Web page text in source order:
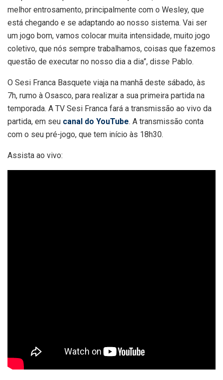
melhor entrosamento, principalmente com o Wesley, que
está chegando e se adaptando ao nosso sistema. Vai ser
um jogo bom, vamos colocar muita intensidade, muito jogo
coletivo, que nós sempre trabalhamos, coisas que fazemos
questão de executar no nosso dia a dia”, disse Pablo.
O Sesi Franca Basquete viaja na manhã deste sábado, às
7h, rumo à Osasco, para realizar a sua primeira partida na
temporada. A TV Sesi Franca fará a transmissão ao vivo da
partida, em seu canal do YouTube. A transmissão conta
com o seu pré-jogo, que tem início às 18h30.
Assista ao vivo: